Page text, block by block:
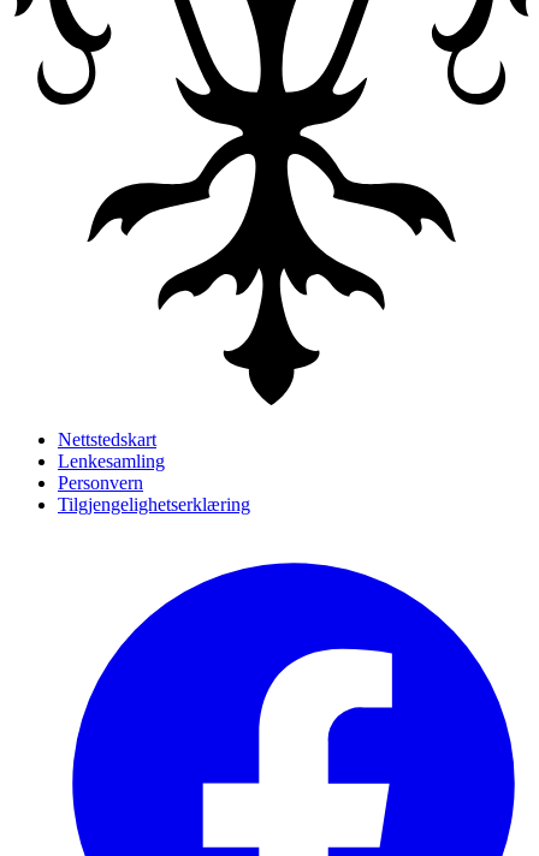
Nettstedskart
Lenkesamling
Personvern
Tilgjengelighetserklæring